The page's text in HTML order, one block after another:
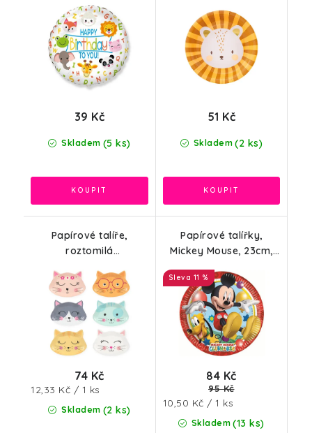
obalu
Skladem (5 ks)
39 Kč
Skladem (2 ks)
51 Kč
Papírové talíře,
roztomilá
Skladem (2 ks)
74 Kč
Měrná
cena:
12,33 Kč / 1 ks
Papírové talířky,
Mickey Mouse, 23cm,
11 %
Skladem (13 ks)
84 Kč
95 Kč
Měrná
cena:
10,50 Kč / 1 ks